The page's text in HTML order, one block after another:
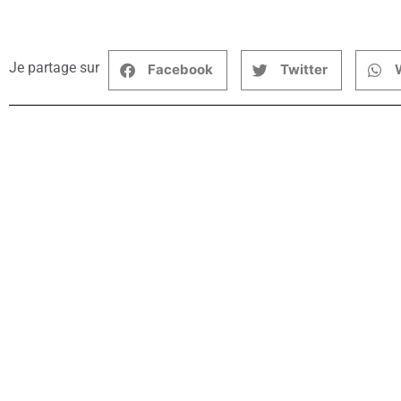
Je partage sur Facebook Twitter